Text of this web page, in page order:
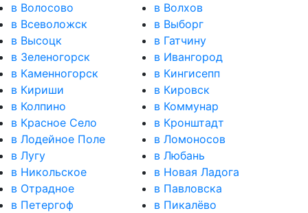
в Волосово
в Волхов
в Всеволожск
в Выборг
в Высоцк
в Гатчину
в Зеленогорск
в Ивангород
в Каменногорск
в Кингисепп
в Кириши
в Кировск
в Колпино
в Коммунар
в Красное Село
в Кронштадт
в Лодейное Поле
в Ломоносов
в Лугу
в Любань
в Никольское
в Новая Ладога
в Отрадное
в Павловска
в Петергоф
в Пикалёво